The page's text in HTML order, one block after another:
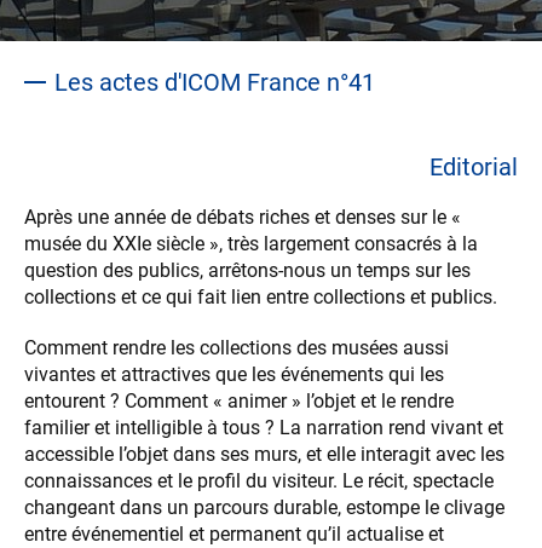
Les actes d'ICOM France n°41
Editorial
Après une année de débats riches et denses sur le «
musée du XXIe siècle », très largement consacrés à la
question des publics, arrêtons-nous un temps sur les
collections et ce qui fait lien entre collections et publics.
Comment rendre les collections des musées aussi
vivantes et attractives que les événements qui les
entourent ? Comment « animer » l’objet et le rendre
familier et intelligible à tous ? La narration rend vivant et
accessible l’objet dans ses murs, et elle interagit avec les
connaissances et le profil du visiteur. Le récit, spectacle
changeant dans un parcours durable, estompe le clivage
entre événementiel et permanent qu’il actualise et